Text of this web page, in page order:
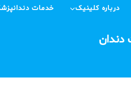
درباره کلینیک خدمات
دندان